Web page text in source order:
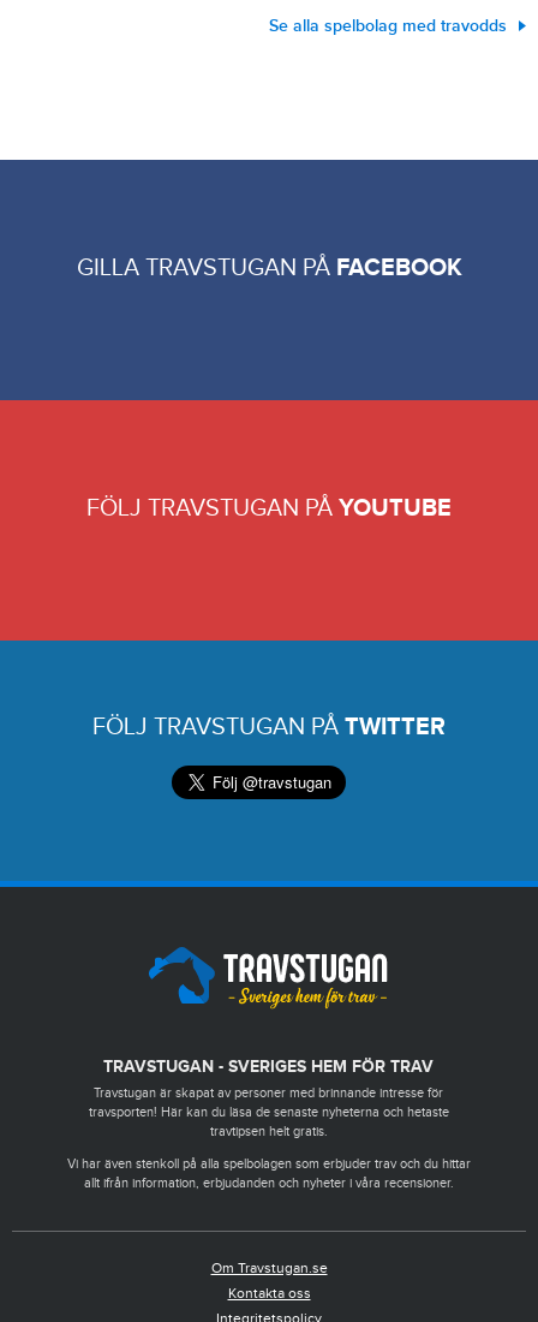
Se alla spelbolag med travodds
GILLA TRAVSTUGAN PÅ FACEBOOK
FÖLJ TRAVSTUGAN PÅ YOUTUBE
FÖLJ TRAVSTUGAN PÅ TWITTER
TRAVSTUGAN - SVERIGES HEM FÖR TRAV
Travstugan är skapat av personer med brinnande intresse för
travsporten! Här kan du läsa de senaste nyheterna och hetaste
travtipsen helt gratis.
Vi har även stenkoll på alla spelbolagen som erbjuder trav och du hittar
allt ifrån information, erbjudanden och nyheter i våra recensioner.
Om Travstugan.se
Kontakta oss
Integritetspolicy